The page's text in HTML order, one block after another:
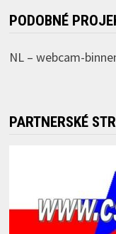
PODOBNÉ
NL – webcam-
PARTNERSKÉ